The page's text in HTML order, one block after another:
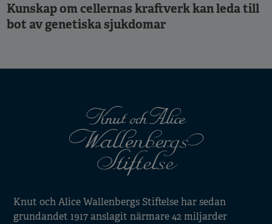
Kunskap om cellernas kraftverk kan leda till
bot av genetiska sjukdomar
Knut och Alice Wallenbergs Stiftelse har sedan
grundandet 1917 anslagit närmare 42 miljarder